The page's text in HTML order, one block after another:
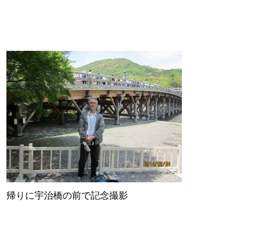
帰りに宇治橋の前で記念撮影